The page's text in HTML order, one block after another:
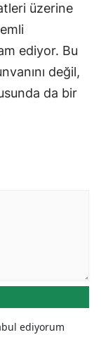
üzerine
ediyor. Bu
değil,
da bir
ediyorum